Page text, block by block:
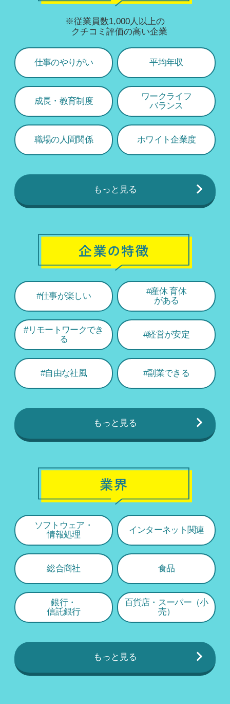
※従業員数1,000人以上の
クチコミ評価の高い企業
仕事のやりがい 平均年収
成長・教育制度
ワークライフ
バランス
職場の人間関係 ホワイト企業度
もっと見る
#仕事が楽しい
#産休 育休
がある
#リモートワークでき
る
#経営が安定
#自由な社風 #副業できる
もっと見る
ソフトウェア・
情報処理
インターネット関連
総合商社 食品
銀行・
信託銀行
百貨店・スーパー（小
売）
もっと見る